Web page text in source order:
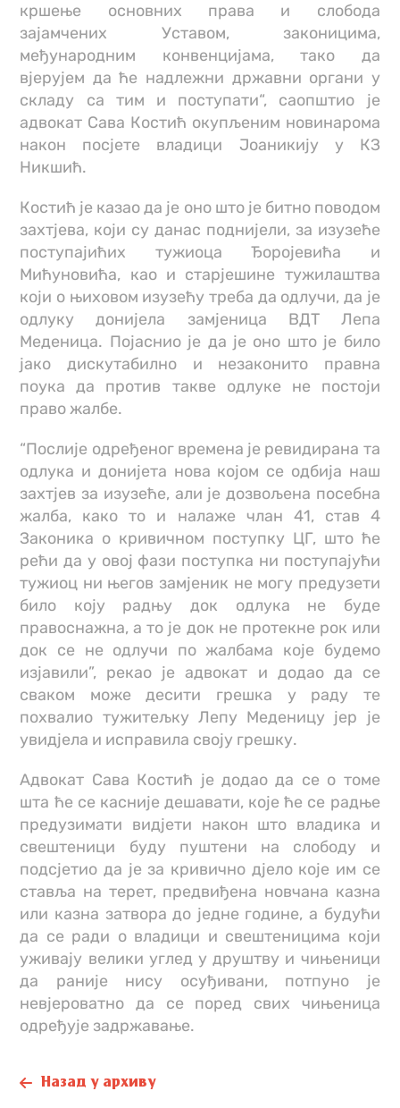
кршење основних права и слобода
зајамчених Уставом, законицима,
међународним конвенцијама, тако да
вјерујем да ће надлежни државни органи у
складу са тим и поступати“, саопштио је
адвокат Сава Костић окупљеним новинарома
након посјете владици Јоаникију у КЗ
Никшић.
Костић је казао да је оно што је битно поводом
захтјева, који су данас поднијели, за изузеће
поступајићих тужиоца Ђоројевића и
Мићуновића, као и старјешине тужилаштва
који о њиховом изузећу треба да одлучи, да је
одлуку донијела замјеница ВДТ Лепа
Меденица. Појаснио је да је оно што је било
јако дискутабилно и незаконито правна
поука да против такве одлуке не постоји
право жалбе.
“Послије одређеног времена је ревидирана та
одлука и донијета нова којом се одбија наш
захтјев за изузеће, али је дозвољена посебна
жалба, како то и налаже члан 41, став 4
Законика о кривичном поступку ЦГ, што ће
рећи да у овој фази поступка ни поступајући
тужиоц ни његов замјеник не могу предузети
било коју радњу док одлука не буде
правоснажна, а то је док не протекне рок или
док се не одлучи по жалбама које будемо
изјавили”, рекао је адвокат и додао да се
сваком може десити грешка у раду те
похвалио тужитељку Лепу Меденицу јер је
увидјела и исправила своју грешку.
Адвокат Сава Костић је додао да се о томе
шта ће се касније дешавати, које ће се радње
предузимати видјети након што владика и
свештеници буду пуштени на слободу и
подсјетио да је за кривично дјело које им се
ставља на терет, предвиђена новчана казна
или казна затвора до једне године, а будући
да се ради о владици и свештеницима који
уживају велики углед у друштву и чињеници
да раније нису осуђивани, потпуно је
невјероватно да се поред свих чињеница
одређује задржавање.
Назад у архиву